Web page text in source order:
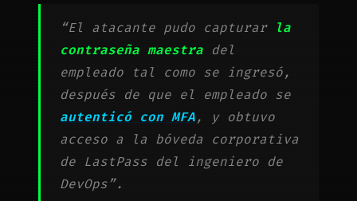
“El atacante pudo capturarla
contraseña maestra del
empleado tal como se ingresó,
después de que el empleado se
autenticó con MFA, y obtuvo
acceso a la bóveda corporativa
de LastPass del ingeniero de
DevOps”.